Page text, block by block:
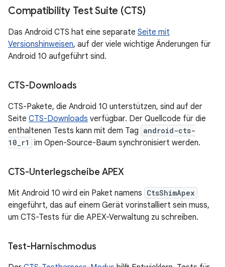
Compatibility Test Suite (CTS)
Das Android CTS hat eine separate Seite mit
Versionshinweisen, auf der viele wichtige Änderungen für
Android 10 aufgeführt sind.
CTS-Downloads
CTS-Pakete, die Android 10 unterstützen, sind auf der
Seite CTS-Downloads verfügbar. Der Quellcode für die
enthaltenen Tests kann mit dem Tag android-cts-
10_r1
im Open-Source-Baum synchronisiert werden.
CTS-Unterlegscheibe APEX
Mit Android 10 wird ein Paket namens CtsShimApex
eingeführt, das auf einem Gerät vorinstalliert sein muss,
um CTS-Tests für die APEX-Verwaltung zu schreiben.
Test-Harnischmodus